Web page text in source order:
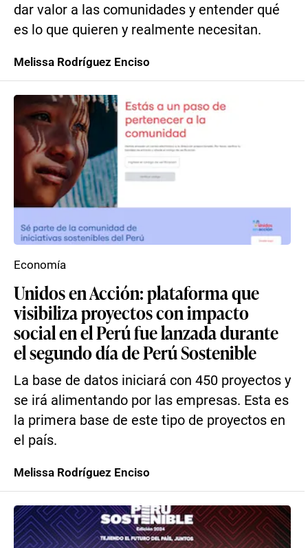
dar valor a las comunidades y entender qué
es lo que quieren y realmente necesitan.
Melissa Rodríguez Enciso
Unidos en Acción: plataforma que
visibiliza proyectos con impacto
social en el Perú fue lanzada durante
el segundo día de Perú Sostenible
La base de datos iniciará con 450 proyectos y
se irá alimentando por las empresas. Esta es
la primera base de este tipo de proyectos en
el país.
Economía
Melissa Rodríguez Enciso